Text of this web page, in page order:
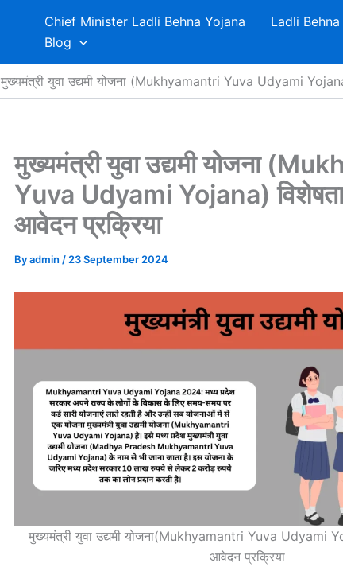
Chief Minister Ladli Behna Yojana Ladli
Blog
मुख्यमंत्री युवा उद्यमी योजना (Mukhyamantri Yuva Udyami
मुख्यमंत्री युवा उद्यमी योजना
Yuva Udyami Yojana)
आवेदन प्रक्रिया
Byadmin / 23 September 2024
मुख्यमंत्री युवा उद्यमी योजना(Mukhyamantri Yuva Udyami
आवेदन प्रक्रिया